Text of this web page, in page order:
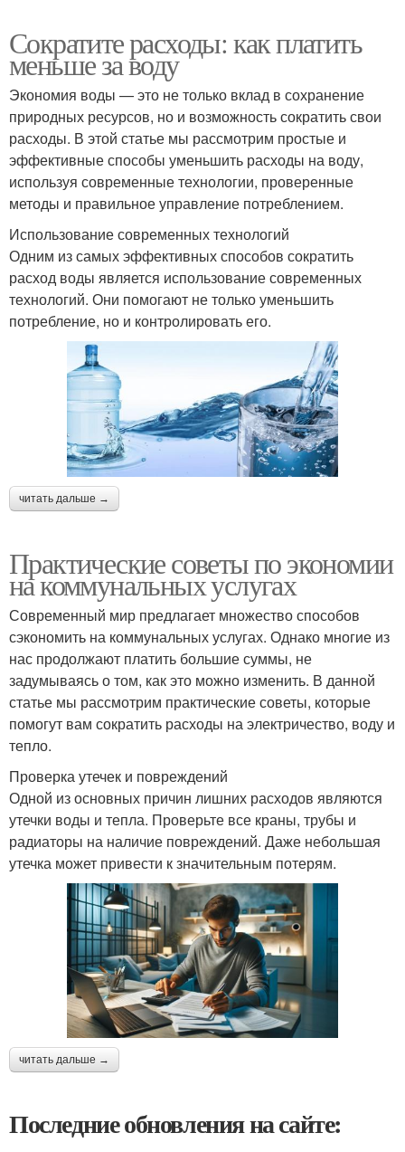
Сократите расходы: как платить
меньше за воду
Экономия воды — это не только вклад в сохранение
природных ресурсов, но и возможность сократить свои
расходы. В этой статье мы рассмотрим простые и
эффективные способы уменьшить расходы на воду,
используя современные технологии, проверенные
методы и правильное управление потреблением.
Использование современных технологий
Одним из самых эффективных способов сократить
расход воды является использование современных
технологий. Они помогают не только уменьшить
потребление, но и контролировать его.
читать дальше →
Практические советы по экономии
на коммунальных услугах
Современный мир предлагает множество способов
сэкономить на коммунальных услугах. Однако многие из
нас продолжают платить большие суммы, не
задумываясь о том, как это можно изменить. В данной
статье мы рассмотрим практические советы, которые
помогут вам сократить расходы на электричество, воду и
тепло.
Проверка утечек и повреждений
Одной из основных причин лишних расходов являются
утечки воды и тепла. Проверьте все краны, трубы и
радиаторы на наличие повреждений. Даже небольшая
утечка может привести к значительным потерям.
читать дальше →
Последние обновления на сайте: